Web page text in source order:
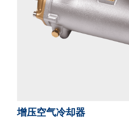
增压空气冷却器